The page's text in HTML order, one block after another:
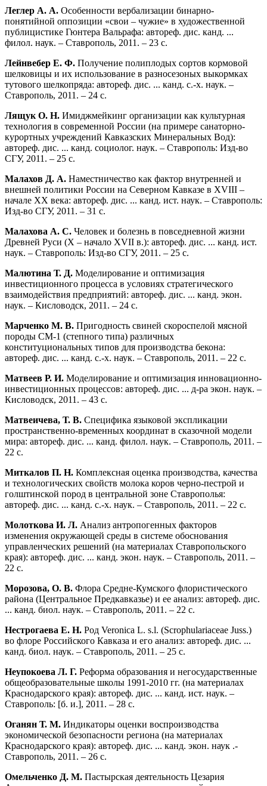
Леглер А. А. Особенности вербализации бинарно-
понятийной оппозиции «свои – чужие» в художественной
публицистике Гюнтера Вальрафа: автореф. дис. канд. ...
филол. наук. – Ставрополь, 2011. – 23 с.
Лейнвебер Е. Ф. Получение полиплодых сортов кормовой
шелковицы и их использование в разносезоных выкормках
тутового шелкопряда: автореф. дис. ... канд. с.-х. наук. –
Ставрополь, 2011. – 24 с.
Лящук О. Н. Имиджмейкинг организации как культурная
технология в современной России (на примере санаторно-
курортных учреждений Кавказских Минеральных Вод):
автореф. дис. ... канд. социолог. наук. – Ставрополь: Изд-во
СГУ, 2011. – 25 с.
Малахов Д. А. Наместничество как фактор внутренней и
внешней политики России на Северном Кавказе в XVIII –
начале ХХ века: автореф. дис. ... канд. ист. наук. – Ставрополь:
Изд-во СГУ, 2011. – 31 с.
Малахова А. С. Человек и болезнь в повседневной жизни
Древней Руси (X – начало XVII в.): автореф. дис. ... канд. ист.
наук. – Ставрополь: Изд-во СГУ, 2011. – 25 с.
Малютина Т. Д. Моделирование и оптимизация
инвестиционного процесса в условиях стратегического
взаимодействия предприятий: автореф. дис. ... канд. экон.
наук. – Кисловодск, 2011. – 24 с.
Марченко М. В. Пригодность свиней скороспелой мясной
породы СМ-1 (степного типа) различных
конституциональных типов для производства бекона:
автореф. дис. ... канд. с.-х. наук. – Ставрополь, 2011. – 22 с.
Матвеев Р. И. Моделирование и оптимизация инновационно-
инвестиционных процессов: автореф. дис. ... д-ра экон. наук. –
Кисловодск, 2011. – 43 с.
Матвеичева, Т. В. Специфика языковой экспликации
пространственно-временных координат в сказочной модели
мира: автореф. дис. ... канд. филол. наук. – Ставрополь, 2011. –
22 с.
Миткалов П. Н. Комплексная оценка производства, качества
и технологических свойств молока коров черно-пестрой и
голштинской пород в центральной зоне Ставрополья:
автореф. дис. ... канд. с.-х. наук. – Ставрополь, 2011. – 22 с.
Молоткова И. Л. Анализ антропогенных факторов
изменения окружающей среды в системе обоснования
управленческих решений (на материалах Ставропольского
края): автореф. дис. ... канд. экон. наук. – Ставрополь, 2011. –
22 с.
Морозова, О. В. Флора Средне-Кумского флористического
района (Центральное Предкавказье) и ее анализ: автореф. дис.
... канд. биол. наук. – Ставрополь, 2011. – 22 с.
Нестрогаева Е. Н. Род Veronica L. s.l. (Scrophulariaceae Juss.)
во флоре Российского Кавказа и его анализ: автореф. дис. ...
канд. биол. наук. – Ставрополь, 2011. – 25 с.
Неупокоева Л. Г. Реформа образования и негосударственные
общеобразовательные школы 1991-2010 гг. (на материалах
Краснодарского края): автореф. дис. ... канд. ист. наук. –
Ставрополь: [б. и.], 2011. – 28 с.
Оганян Т. М. Индикаторы оценки воспроизводства
экономической безопасности региона (на материалах
Краснодарского края): автореф. дис. ... канд. экон. наук .-
Ставрополь, 2011. – 26 с.
Омельченко Д. М. Пастырская деятельность Цезария